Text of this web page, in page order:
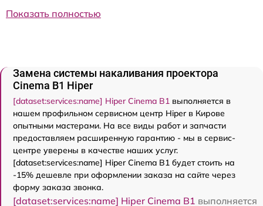
Показать полностью
Замена системы накаливания проектора
Cinema B1 Hiper
[dataset:services:name] Hiper Cinema B1 выполняется в
нашем профильном сервисном центр Hiper в Кирове
опытными мастерами. На все виды работ и запчасти
предоставляем расширенную гарантию - мы в сервис-
центре уверены в качестве наших услуг.
[dataset:services:name] Hiper Cinema B1 будет стоить на
-15% дешевле при оформлении заказа на сайте через
форму заказа звонка.
[dataset:services:name] Hiper Cinema B1 выполняется